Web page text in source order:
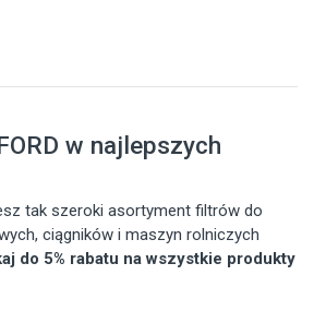
w najlepszych
tak szeroki asortyment filtrów do
ciągników i maszyn rolniczych
do 5% rabatu na wszystkie produkty